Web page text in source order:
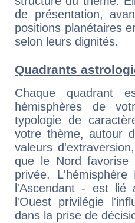
de présentation,
positions planétaires
selon leurs dignités.
Quadrants
Chaque quadrant
hémisphères de
typologie de
votre thème, autour
valeurs
que le Nord favorise
privée.
l'Ascendant - est
l'Ouest privilégie
dans la prise de